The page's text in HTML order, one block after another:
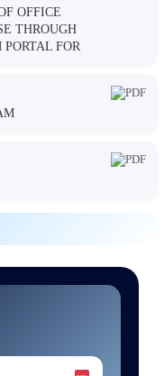
OFFICE
THROUGH
FOR